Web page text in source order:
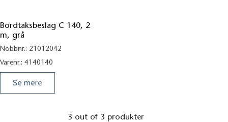
Bordtaksbeslag C 140, 2
m, grå
Nobbnr.: 21012042
Varenr.: 4140140
Se mere
3 out of 3 produkter